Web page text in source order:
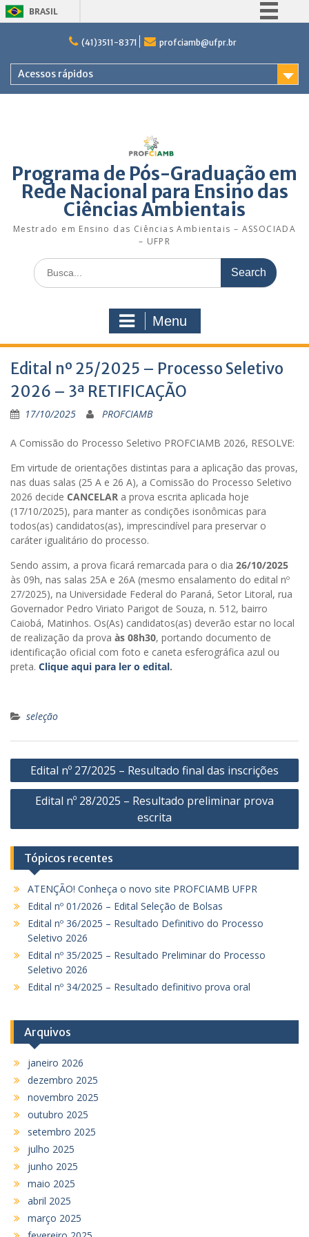
BRASIL
(41)3511-8371 profciamb@ufpr.br
Acessos rápidos
Programa de Pós-Graduação em
Rede Nacional para Ensino das
Ciências Ambientais
Mestrado em Ensino das Ciências Ambientais – ASSOCIADA
– UFPR
Search
for:
Menu
Edital nº 25/2025 – Processo Seletivo
2026 – 3ª RETIFICAÇÃO
17/10/2025 PROFCIAMB
A Comissão do Processo Seletivo PROFCIAMB 2026, RESOLVE:
Em virtude de orientações distintas para a aplicação das provas,
nas duas salas (25 A e 26 A), a Comissão do Processo Seletivo
2026 decide CANCELAR a prova escrita aplicada hoje
(17/10/2025), para manter as condições isonômicas para
todos(as) candidatos(as), imprescindível para preservar o
caráter igualitário do processo.
Sendo assim, a prova ficará remarcada para o dia 26/10/2025
às 09h, nas salas 25A e 26A (mesmo ensalamento do edital nº
27/2025), na Universidade Federal do Paraná, Setor Litoral, rua
Governador Pedro Viriato Parigot de Souza, n. 512, bairro
Caiobá, Matinhos. Os(As) candidatos(as) deverão estar no local
de realização da prova às 08h30, portando documento de
identificação oficial com foto e caneta esferográfica azul ou
preta. Clique aqui para ler o edital.
seleção
Navegação
de
Post
Edital nº 27/2025 – Resultado final das inscrições
Edital nº 28/2025 – Resultado preliminar prova
escrita
Tópicos recentes
ATENÇÃO! Conheça o novo site PROFCIAMB UFPR
Edital nº 01/2026 – Edital Seleção de Bolsas
Edital nº 36/2025 – Resultado Definitivo do Processo
Seletivo 2026
Edital nº 35/2025 – Resultado Preliminar do Processo
Seletivo 2026
Edital nº 34/2025 – Resultado definitivo prova oral
Arquivos
janeiro 2026
dezembro 2025
novembro 2025
outubro 2025
setembro 2025
julho 2025
junho 2025
maio 2025
abril 2025
março 2025